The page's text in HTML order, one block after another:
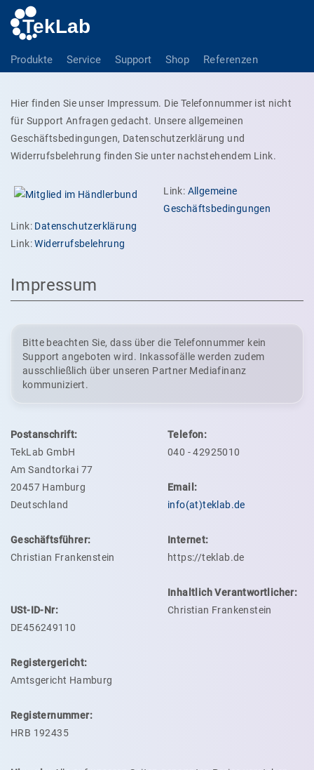
Produkte Service Support Shop Referenzen
Hier finden Sie unser Impressum. Die Telefonnummer ist nicht
für Support Anfragen gedacht. Unsere allgemeinen
Geschäftsbedingungen, Datenschutzerklärung und
Widerrufsbelehrung finden Sie unter nachstehendem Link.
Link: Allgemeine
Geschäftsbedingungen
Link: Datenschutzerklärung
Link:Widerrufsbelehrung
Impressum
Bitte beachten Sie, dass über die Telefonnummer kein
Support angeboten wird. Inkassofälle werden zudem
ausschließlich über unseren Partner Mediafinanz
kommuniziert.
Postanschrift:
TekLab GmbH
Am Sandtorkai 77
20457 Hamburg
Deutschland
Geschäftsführer:
Christian Frankenstein
USt-ID-Nr:
DE456249110
Registergericht:
Amtsgericht Hamburg
Registernummer:
HRB 192435
Telefon:
040 - 42925010
Email:
info(at)teklab.de
Internet:
https://teklab.de
Inhaltlich Verantwortlicher:
Christian Frankenstein